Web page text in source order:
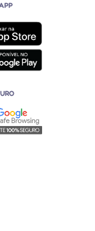
de site seguro